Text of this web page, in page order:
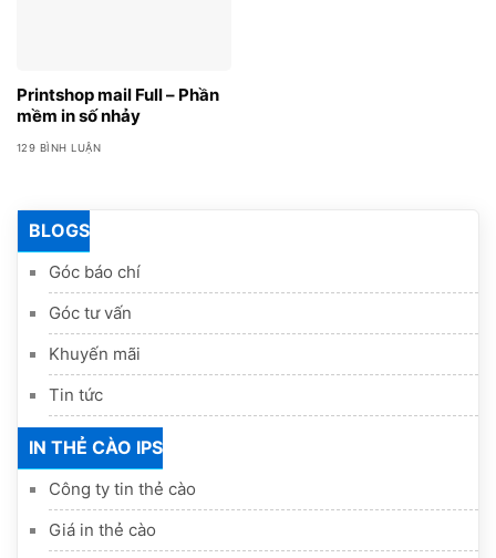
BLOGS
Góc báo chí
Góc tư vấn
Khuyến mãi
Tin tức
IN THẺ CÀO IPS
Công ty tin thẻ cào
Giá in thẻ cào
Printshop mail Full – Phần
mềm in số nhảy
129 BÌNH LUẬN